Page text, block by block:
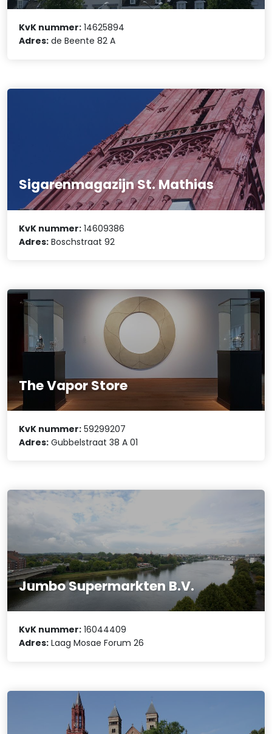
KvK nummer: 14625894
Adres: de Beente 82 A
Sigarenmagazijn St. Mathias
KvK nummer: 14609386
Adres: Boschstraat 92
The Vapor Store
KvK nummer: 59299207
Adres: Gubbelstraat 38 A 01
Jumbo Supermarkten B.V.
KvK nummer: 16044409
Adres: Laag Mosae Forum 26